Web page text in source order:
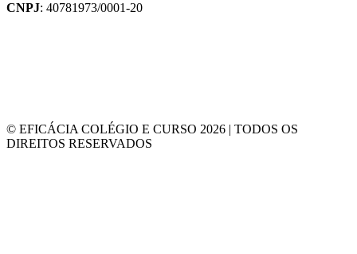
CNPJ: 40781973/0001-20
© EFICÁCIA COLÉGIO E CURSO 2026 | TODOS OS
DIREITOS RESERVADOS